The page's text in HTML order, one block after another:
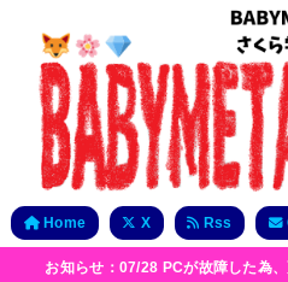
Home X Rss
お知らせ：07/28 PCが故障した為